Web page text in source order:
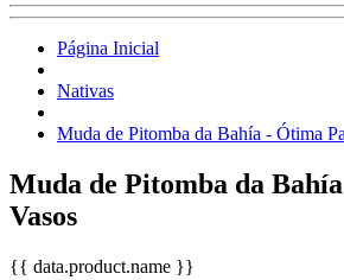
Página Inicial
Nativas
Muda de Pitomba da Bahía - Ótima
Muda de Pitomba da
Vasos
{{ data.product.name }}